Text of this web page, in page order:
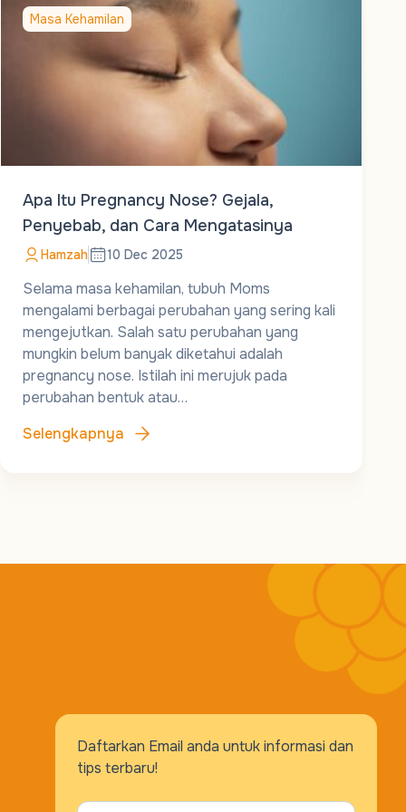
Masa Kehamilan
Apa Itu Pregnancy Nose? Gejala,
Penyebab, dan Cara Mengatasinya
Hamzah 10 Dec 2025
Selama masa kehamilan, tubuh Moms
mengalami berbagai perubahan yang sering kali
mengejutkan. Salah satu perubahan yang
mungkin belum banyak diketahui adalah
pregnancy nose. Istilah ini merujuk pada
perubahan bentuk atau…
Selengkapnya
Daftarkan Email anda untuk informasi dan
tips terbaru!